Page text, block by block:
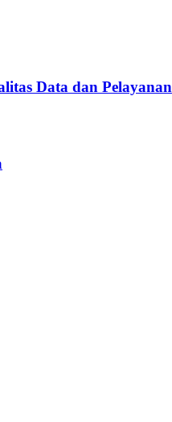
Data dan Pelayanan